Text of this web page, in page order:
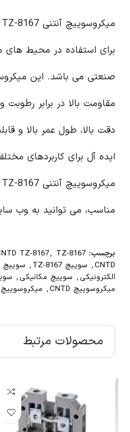
برای استفاده در محیط
صنعتی می باشد. این
مقاومت بالا در برابر
دقت بالا، طول عمر بالا و
ایده آل برای کاربردهای
مناسب، می توانید به وب
برچسب: TZ-8167, TZ-8167
CNTD
, سوییچ TZ-8167 , سوییچ
الکترونیکی , سوییچ مکانیکی ,
میکروسوییچ CNTD
, میکروسوییچ TZ-8167
محصولات مرتبط